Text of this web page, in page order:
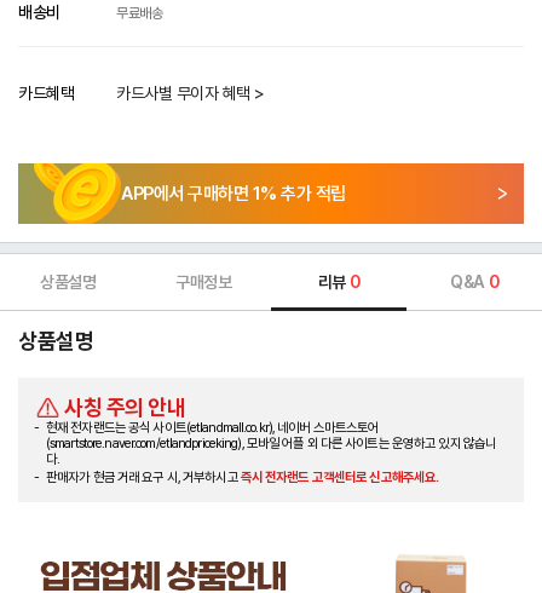
배송비
무료배송
카드혜택 카드사별 무이자 혜택 >
APP에서 구매하면 1% 추가 적립
상품설명 구매정보 리뷰 0 Q&A 0
상품설명
사칭 주의 안내
현재 전자랜드는 공식 사이트(etlandmall.co.kr), 네이버 스마트스토어
(smartstore.naver.com/etlandpriceking), 모바일 어플 외 다른 사이트는 운영하고 있지 않습니
다.
판매자가 현금 거래 요구 시, 거부하시고즉시 전자랜드 고객센터로 신고해주세요.